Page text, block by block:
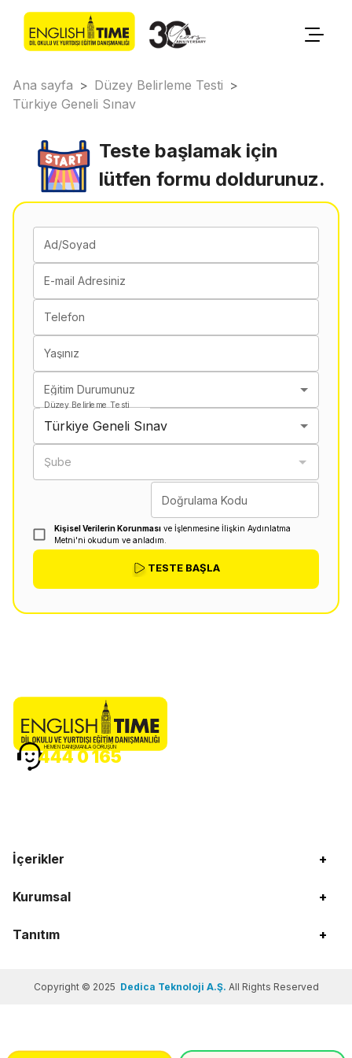
Ana sayfa > Düzey Belirleme Testi >
Türkiye Geneli Sınav
Teste başlamak için
lütfen formu doldurunuz.
Ad/Soyad
E-mail Adresiniz
Telefon
Yaşınız
Eğitim Durumunuz
Düzey Belirleme Testi
Türkiye Geneli Sınav
Şube
Doğrulama Kodu
Kişisel Verilerin Korunması ve İşlenmesine İlişkin Aydınlatma
Metni'ni okudum ve anladım.
TESTE BAŞLA
İçerikler +
Kurumsal +
Tanıtım +
HEMEN DANIŞMANLA GÖRÜŞÜN
444 0 165
Copyright © 2025 Dedica Teknoloji A.Ş. All Rights Reserved